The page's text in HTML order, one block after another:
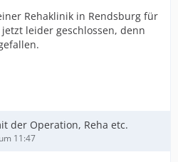
Rehaklinik in Rendsburg für
leider geschlossen, denn
der Operation, Reha etc.
11:47